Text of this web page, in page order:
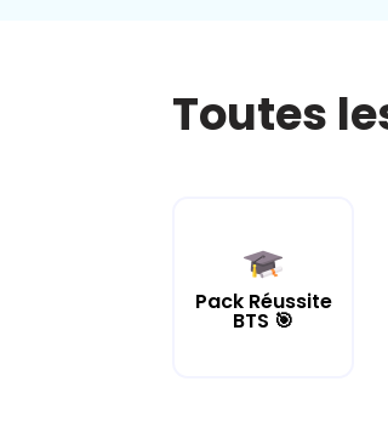
Toutes
Pack Réussite
BTS 🎯